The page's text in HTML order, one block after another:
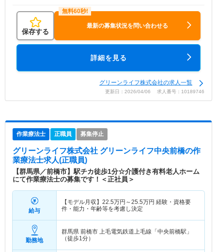
保存する
最新の募集状況を問い合わせる
詳細を見る
グリーンライフ株式会社の求人一覧
更新日：2026/04/06 求人番号：10189746
作業療法士 正職員 募集停止
グリーンライフ株式会社 グリーンライフ中央前橋の作
業療法士求人(正職員)
【群馬県／前橋市】駅チカ徒歩1分☆介護付き有料老人ホーム
にて作業療法士の募集です！＜正社員＞
給与
【モデル月収】 22.5万円～25.5万円 経験・資格要
件・能力・年齢等を考慮し決定
勤務地
群馬県 前橋市 上毛電気鉄道上毛線「中央前橋駅」
（徒歩1分）